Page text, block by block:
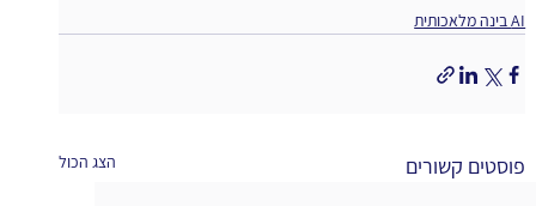
AI בינה מלאכותית
פוסטים קשורים הצג הכול